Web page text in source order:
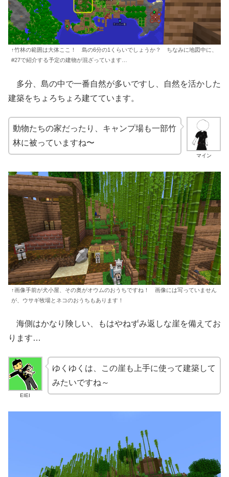
↑竹林の範囲は大体ここ！ 島の6分の1くらいでしょうか？ ちなみに地図中に、
#27で紹介する予定の建物が混ざっています…
多分、島の中で一番自然が多いですし、自然を活かした
建築をちょろちょろ建てています。
マイン
動物たちの家だったり、キャンプ場も一部竹
林に被っていますね〜
↑画像手前が犬小屋、その奥がオウムのおうちですね！ 画像には写っていません
が、ウサギ牧場とネコのおうちもあります！
海側はかなり険しい、もはやねずみ返しな崖を備えてお
ります…
EIEI
ゆくゆくは、この崖も上手に使って建築して
みたいですね～